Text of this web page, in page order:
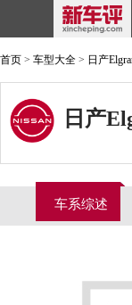
首页 > 车型大全 > 日产
日产
车系综述